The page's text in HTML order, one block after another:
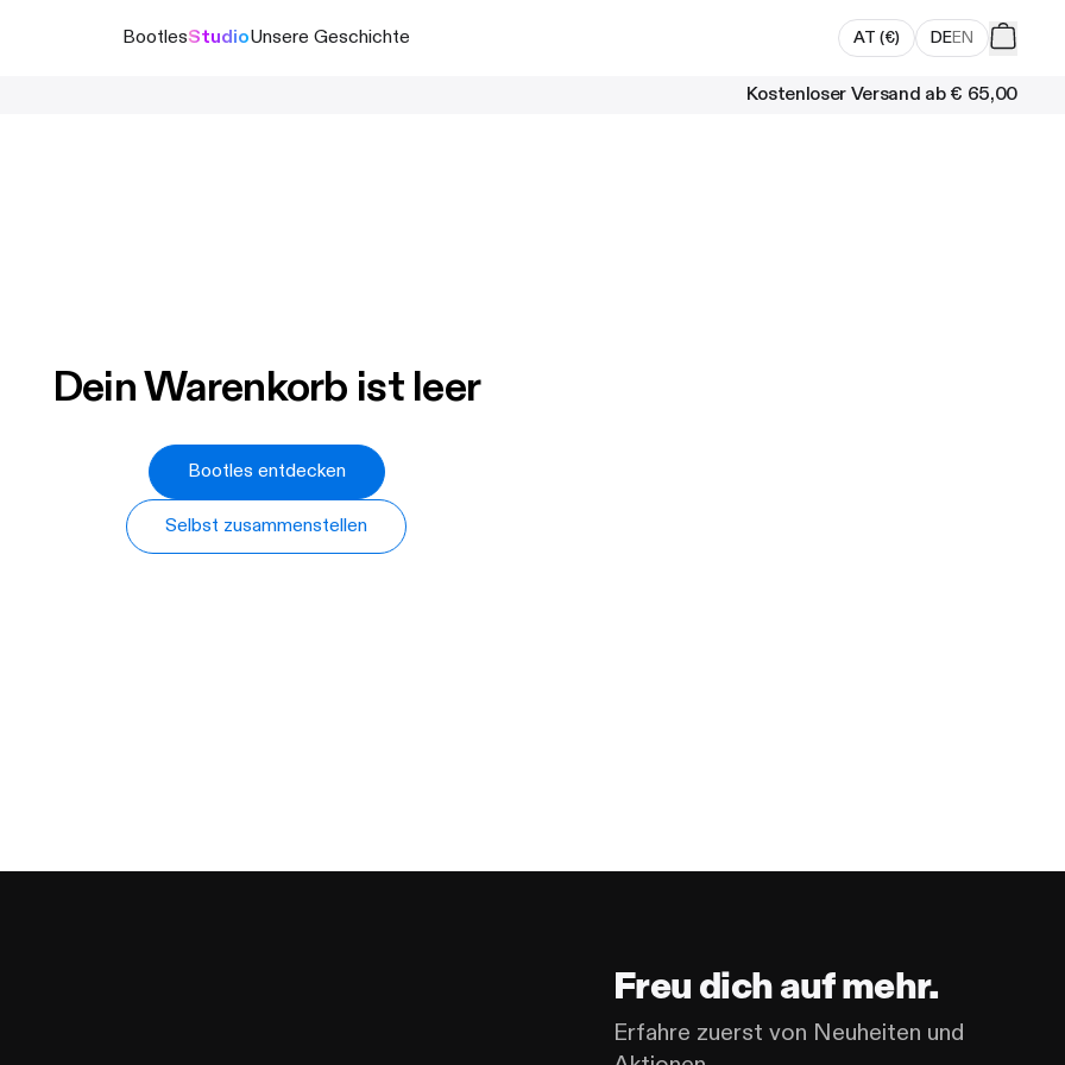
BootlesStudioUnsere Geschichte AT (€) DEEN
Kostenloser Versand ab € 65,00
Dein Warenkorb ist leer
Bootles entdecken
Selbst zusammenstellen
Freu dich auf mehr.
Erfahre zuerst von Neuheiten und